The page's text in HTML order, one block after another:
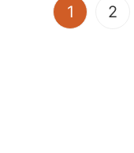
1 (current)
2